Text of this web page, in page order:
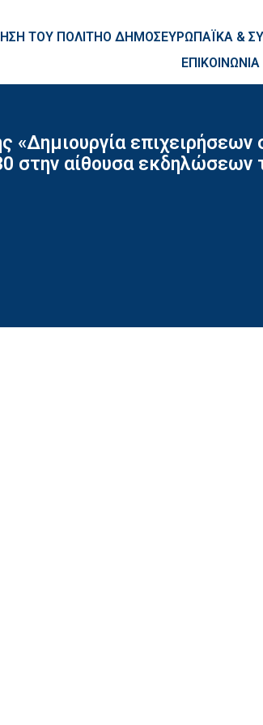
ΤΟΥ ΠΟΛΙΤΗΟ ΔΗΜΟΣΕΥΡΩΠΑΪΚΑ &
ΕΠΙΚΟΙΝΩΝΙΑ
επιχειρήσεων
στην αίθουσα